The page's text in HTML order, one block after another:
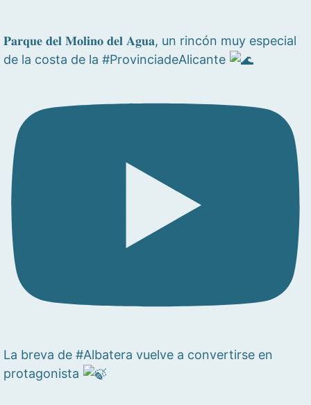
𝐏𝐚𝐫𝐪𝐮𝐞 𝐝𝐞𝐥 𝐌𝐨𝐥𝐢𝐧𝐨 𝐝𝐞𝐥 𝐀𝐠𝐮𝐚, un rincón muy especial
de la costa de la #ProvinciadeAlicante
La breva de #Albatera vuelve a convertirse en
protagonista